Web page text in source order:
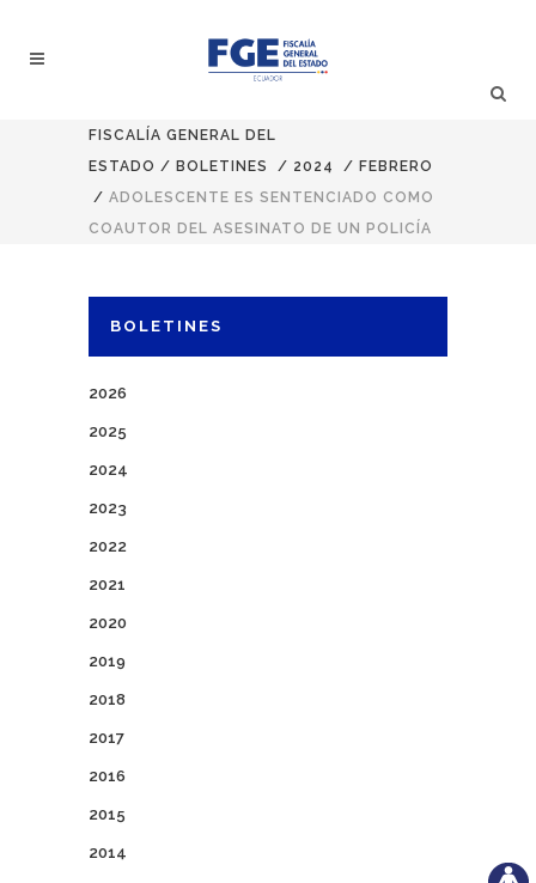
FISCALÍA GENERAL DEL
ESTADO / BOLETINES / 2024 / FEBRERO
/ ADOLESCENTE ES SENTENCIADO COMO
COAUTOR DEL ASESINATO DE UN POLICÍA
BOLETINES
2026
2025
2024
2023
2022
2021
2020
2019
2018
2017
2016
2015
2014